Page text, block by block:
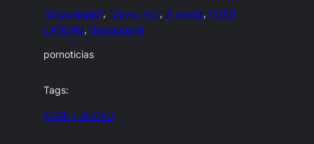
"Engarajado", "Salve-me", À venda, FORD
LANDAU, Restaurável
pornoticias
Tags:
FORD LANDAU